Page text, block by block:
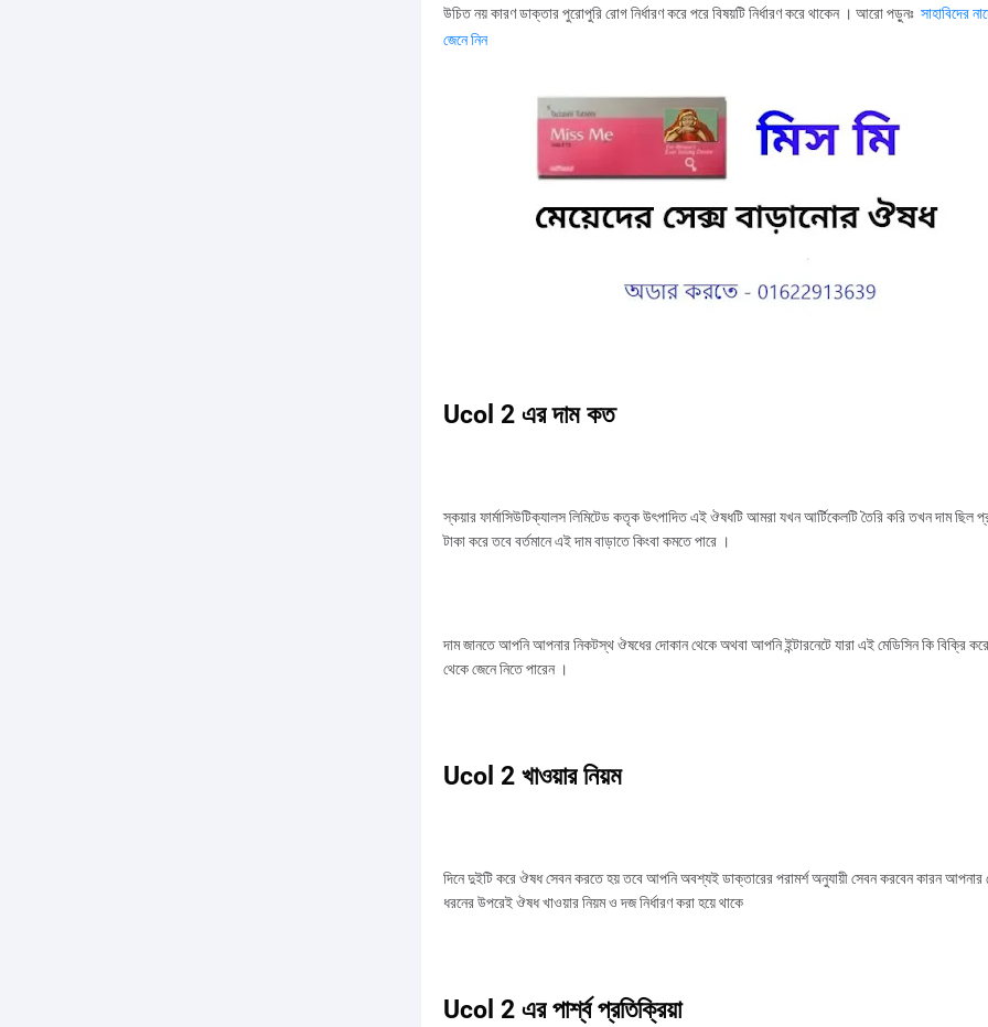
উচিত নয় কারণ ডাক্তার পুরোপুরি রোগ নির্ধারণ করে পরে বিষয়টি নির্ধারণ করে থাকেন । আরো পড়ুনঃ সাহাবিদের
জেনে নিন
Ucol 2 এর দাম কত
স্কয়ার ফার্মাসিউটিক্যালস লিমিটেড কতৃক উৎপাদিত এই ঔষধটি আমরা যখন আর্টিকেলটি তৈরি করি তখন দাম ছিল
টাকা করে তবে বর্তমানে এই দাম বাড়াতে কিংবা কমতে পারে ।
দাম জানতে আপনি আপনার নিকটস্থ ঔষধের দোকান থেকে অথবা আপনি ইন্টারনেটে যারা এই মেডিসিন কি বিক্রি
থেকে জেনে নিতে পারেন ।
Ucol 2 খাওয়ার নিয়ম
দিনে দুইটি করে ঔষধ সেবন করতে হয় তবে আপনি অবশ্যই ডাক্তারের পরামর্শ অনুযায়ী সেবন করবেন কারন আপনার
ধরনের উপরেই ঔষধ খাওয়ার নিয়ম ও দজ নির্ধারণ করা হয়ে থাকে
Ucol 2 এর পার্শ্ব প্রতিক্রিয়া